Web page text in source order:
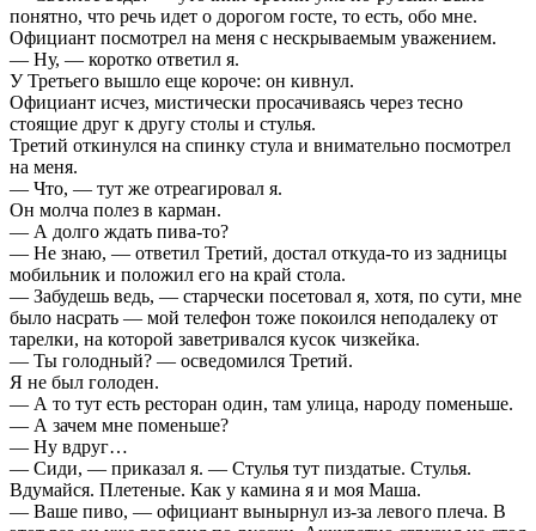
понятно, что речь идет о дорогом госте, то есть, обо мне.
Официант посмотрел на меня с нескрываемым уважением.
— Ну, — коротко ответил я.
У Третьего вышло еще короче: он кивнул.
Официант исчез, мистически просачиваясь через тесно
стоящие друг к другу столы и стулья.
Третий откинулся на спинку стула и внимательно посмотрел
на меня.
— Что, — тут же отреагировал я.
Он молча полез в карман.
— А долго ждать пива-то?
— Не знаю, — ответил Третий, достал откуда-то из задницы
мобильник и положил его на край стола.
— Забудешь ведь, — старчески посетовал я, хотя, по сути, мне
было насрать — мой телефон тоже покоился неподалеку от
тарелки, на которой заветривался кусок чизкейка.
— Ты голодный? — осведомился Третий.
Я не был голоден.
— А то тут есть ресторан один, там улица, народу поменьше.
— А зачем мне поменьше?
— Ну вдруг…
— Сиди, — приказал я. — Стулья тут пиздатые. Стулья.
Вдумайся. Плетеные. Как у камина я и моя Маша.
— Ваше пиво, — официант вынырнул из-за левого плеча. В